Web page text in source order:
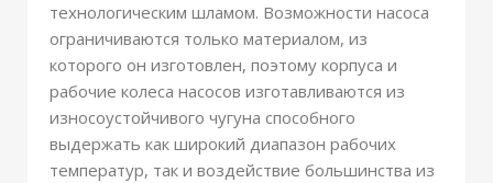
технологическим шламом. Возможности насоса
ограничиваются только материалом, из
которого он изготовлен, поэтому корпуса и
рабочие колеса насосов изготавливаются из
износоустойчивого чугуна способного
выдержать как широкий диапазон рабочих
температур, так и воздействие большинства из